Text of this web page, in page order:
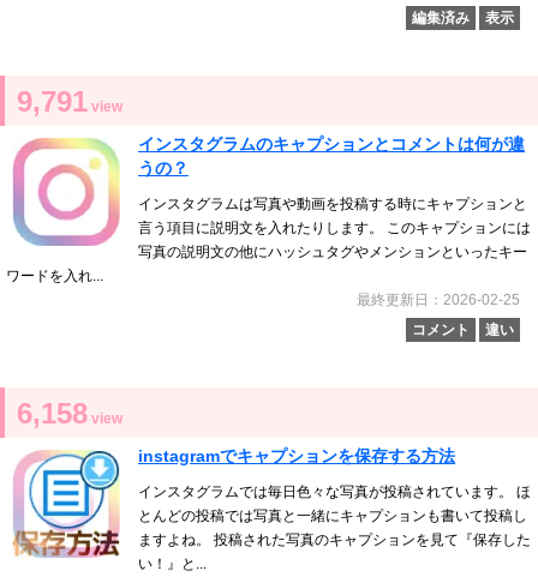
編集済み 表示
9,791 view
インスタグラムのキャプションとコメントは何が違
うの？
インスタグラムは写真や動画を投稿する時にキャプションと
言う項目に説明文を入れたりします。 このキャプションには
写真の説明文の他にハッシュタグやメンションといったキー
ワードを入れ...
最終更新日：2026-02-25
コメント
違い
6,158 view
instagramでキャプションを保存する方法
インスタグラムでは毎日色々な写真が投稿されています。 ほ
とんどの投稿では写真と一緒にキャプションも書いて投稿し
ますよね。 投稿された写真のキャプションを見て『保存した
い！』と...